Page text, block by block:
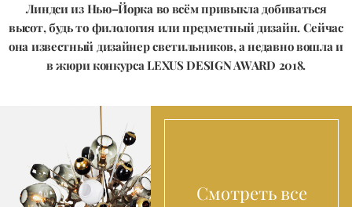
Линдси из Нью–Йорка во всём привыкла добиваться
высот, будь то филология или предметный дизайн. Сейчас
она известный дизайнер светильников, а недавно вошла и
в жюри конкурса LEXUS DESIGN AWARD 2018.
Смотреть все